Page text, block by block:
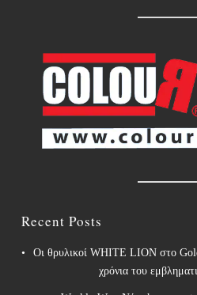
Recent Posts
Οι θρυλικοί WHITE LION στο
χρόνια του